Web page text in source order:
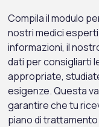
Compila il modulo
nostri medici
informazioni, il
dati per consigliarti
appropriate,
esigenze. Questa
garantire che tu
piano di